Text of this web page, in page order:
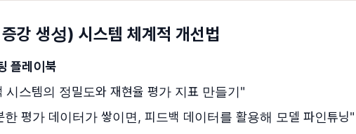
강 생성) 시스템 체계적 개선법
플레이북
시스템의 정밀도와 재현율 평가 지표 만들기"
한 평가 데이터가 쌓이면, 피드백 데이터를 활용해 모델 파인튜닝"